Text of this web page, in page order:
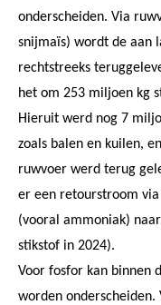
onderscheiden. Via
snijmaïs) wordt de aan
rechtstreeks
het om 253 miljoen kg
Hieruit werd nog 7
zoals balen en kuilen,
ruwvoer werd terug
er een retourstroom
(vooral ammoniak)
stikstof in 2024).
Voor fosfor kan binnen
worden